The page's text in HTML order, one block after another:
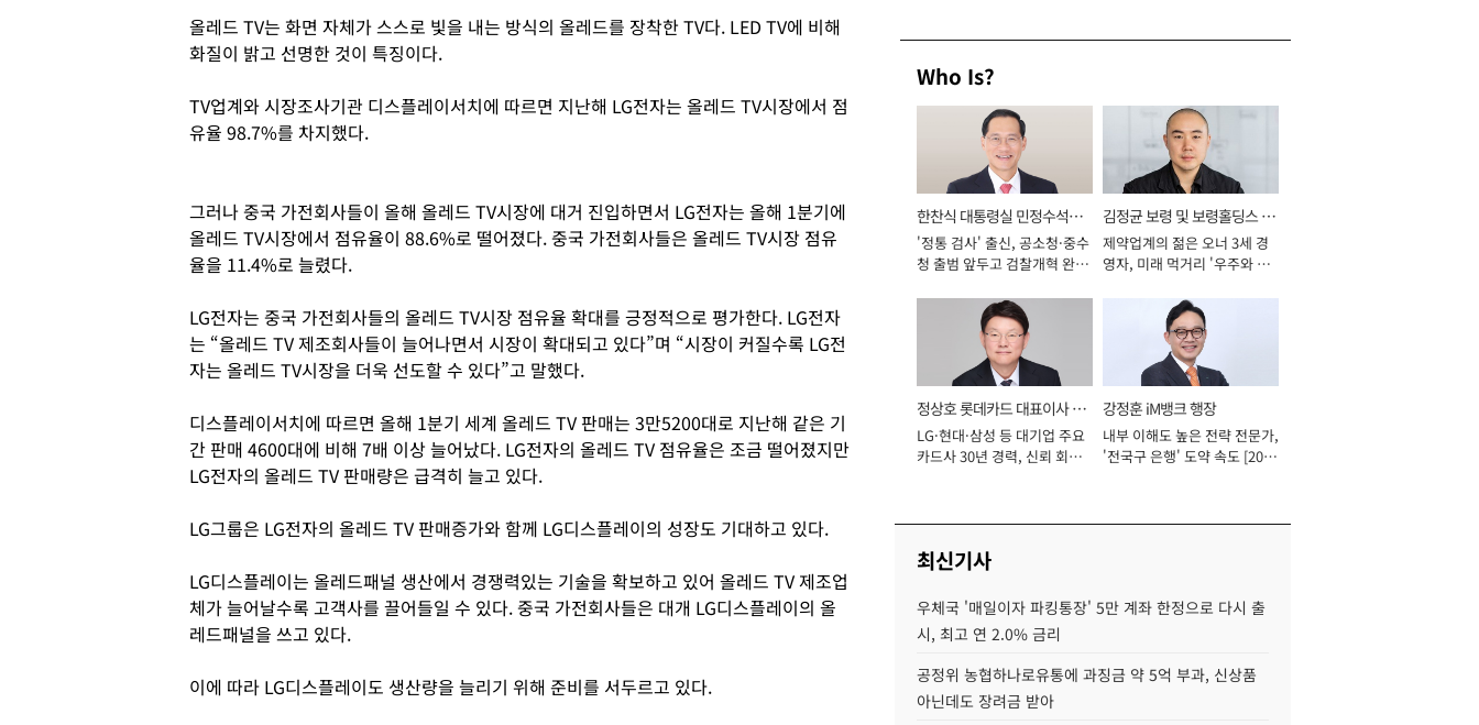
올레드 TV는 화면 자체가 스스로 빛을 내는 방식의 올레드를 장착한 TV다. LED TV에 비해
화질이 밝고 선명한 것이 특징이다.
TV업계와 시장조사기관 디스플레이서치에 따르면 지난해 LG전자는 올레드 TV시장에서 점
유율 98.7%를 차지했다.
그러나 중국 가전회사들이 올해 올레드 TV시장에 대거 진입하면서 LG전자는 올해 1분기에
올레드 TV시장에서 점유율이 88.6%로 떨어졌다. 중국 가전회사들은 올레드 TV시장 점유
율을 11.4%로 늘렸다.
LG전자는 중국 가전회사들의 올레드 TV시장 점유율 확대를 긍정적으로 평가한다. LG전자
는 “올레드 TV 제조회사들이 늘어나면서 시장이 확대되고 있다”며 “시장이 커질수록 LG전
자는 올레드 TV시장을 더욱 선도할 수 있다”고 말했다.
디스플레이서치에 따르면 올해 1분기 세계 올레드 TV 판매는 3만5200대로 지난해 같은 기
간 판매 4600대에 비해 7배 이상 늘어났다. LG전자의 올레드 TV 점유율은 조금 떨어졌지만
LG전자의 올레드 TV 판매량은 급격히 늘고 있다.
LG그룹은 LG전자의 올레드 TV 판매증가와 함께 LG디스플레이의 성장도 기대하고 있다.
LG디스플레이는 올레드패널 생산에서 경쟁력있는 기술을 확보하고 있어 올레드 TV 제조업
체가 늘어날수록 고객사를 끌어들일 수 있다. 중국 가전회사들은 대개 LG디스플레이의 올
레드패널을 쓰고 있다.
이에 따라 LG디스플레이도 생산량을 늘리기 위해 준비를 서두르고 있다.
Who Is?
한찬식 대통령실 민정수석비
서관
'정통 검사' 출신, 공소청·중수
청 출범 앞두고 검찰개혁 완수
김정균 보령 및 보령홀딩스 대
표이사 사장
제약업계의 젊은 오너 3세 경
영자, 미래 먹거리 '우주와 헬
정상호 롯데카드 대표이사 사
장
LG·현대·삼성 등 대기업 주요
카드사 30년 경력, 신뢰 회복
강정훈 iM뱅크 행장
내부 이해도 높은 전략 전문가,
'전국구 은행' 도약 속도 [2026
최신기사
우체국 '매일이자 파킹통장' 5만 계좌 한정으로 다시 출
시, 최고 연 2.0% 금리
공정위 농협하나로유통에 과징금 약 5억 부과, 신상품
아닌데도 장려금 받아